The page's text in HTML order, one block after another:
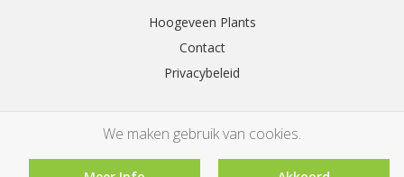
Hoogeveen Plants
Contact
Privacybeleid
We maken gebruik van cookies.